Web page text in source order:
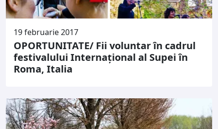
19 februarie 2017
OPORTUNITATE/ Fii voluntar în cadrul
festivalului Internaţional al Supei în
Roma, Italia